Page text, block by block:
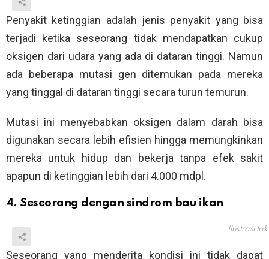
Penyakit ketinggian adalah jenis penyakit yang bisa
terjadi ketika seseorang tidak mendapatkan cukup
oksigen dari udara yang ada di dataran tinggi. Namun
ada beberapa mutasi gen ditemukan pada mereka
yang tinggal di dataran tinggi secara turun temurun.
Mutasi ini menyebabkan oksigen dalam darah bisa
digunakan secara lebih efisien hingga memungkinkan
mereka untuk hidup dan bekerja tanpa efek sakit
apapun di ketinggian lebih dari 4.000 mdpl.
4. Seseorang dengan sindrom bau ikan
Ilustrasi
Seseorang yang menderita kondisi ini tidak dapat